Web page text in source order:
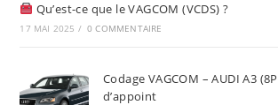
Qu’est-ce que le VAGCOM (VCDS) ?
17 MAI 2025 / 0 COMMENTAIRE
Codage VAGCOM – AUDI A3
d’appoint